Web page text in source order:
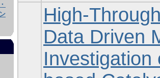
High-
Data Driven
Investigation